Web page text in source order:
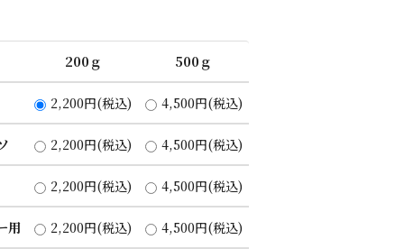
200ｇ 500ｇ
2,200円(税込) 4,500円(税込)
2,200円(税込) 4,500円(税込)
2,200円(税込) 4,500円(税込)
用 2,200円(税込) 4,500円(税込)